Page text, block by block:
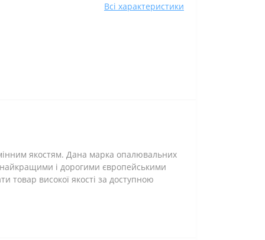
Всі характеристики
якостям. Дана марка опалювальних
найкращими і дорогими європейськими
товар високої якості за доступною